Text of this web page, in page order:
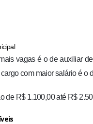
vagas é o de auxiliar
com maior salário é o
de R$ 1.100,00 até R$